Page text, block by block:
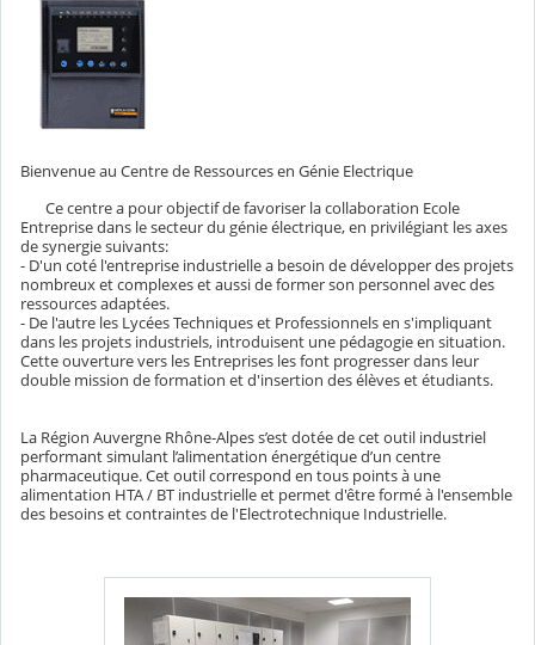
Bienvenue au Centre de Ressources en Génie Electrique
Ce centre a pour objectif de favoriser la collaboration Ecole
Entreprise dans le secteur du génie électrique, en privilégiant les axes
de synergie suivants:
- D'un coté l'entreprise industrielle a besoin de développer des projets
nombreux et complexes et aussi de former son personnel avec des
ressources adaptées.
- De l'autre les Lycées Techniques et Professionnels en s'impliquant
dans les projets industriels, introduisent une pédagogie en situation.
Cette ouverture vers les Entreprises les font progresser dans leur
double mission de formation et d'insertion des élèves et étudiants.
La Région Auvergne Rhône-Alpes s’est dotée de cet outil industriel
performant simulant l’alimentation énergétique d’un centre
pharmaceutique. Cet outil correspond en tous points à une
alimentation HTA / BT industrielle et permet d'être formé à l'ensemble
des besoins et contraintes de l'Electrotechnique Industrielle.